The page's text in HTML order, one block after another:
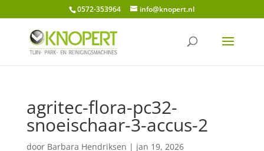
0572-353964 info@knopert.nl
agritec-flora-pc32-
snoeischaar-3-accus-2
door Barbara Hendriksen | jan 19, 2026